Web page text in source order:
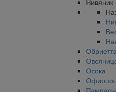
Нивяник
Осока